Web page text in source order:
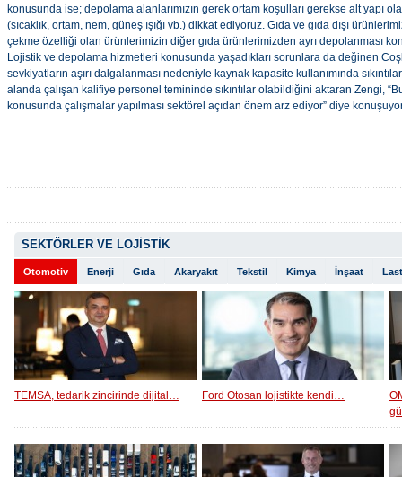
konusunda ise; depolama alanlarımızın gerek ortam koşulları gerekse alt yapı
(sıcaklık, ortam, nem, güneş ışığı vb.) dikkat ediyoruz. Gıda ve gıda dışı
çekme özelliği olan ürünlerimizin diğer gıda ürünlerimizden ayrı depolanması
Lojistik ve depolama hizmetleri konusunda yaşadıkları sorunlara da değinen
sevkiyatların aşırı dalgalanması nedeniyle kaynak kapasite kullanımında
alanda çalışan kalifiye personel temininde sıkıntılar olabildiğini aktaran Zengi,
konusunda çalışmalar yapılması sektörel açıdan önem arz ediyor” diye
SEKTÖRLER VE LOJİSTİK
Otomotiv Enerji Gıda Akaryakıt Tekstil Kimya İnşaat
TEMSA, tedarik zincirinde dijital… Ford Otosan lojistikte kendi…